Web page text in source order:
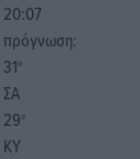
20:07
πρόγνωση:
31°
ΣΑ
29°
ΚΥ